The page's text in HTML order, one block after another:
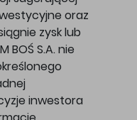
oraz
zysk lub
BOŚ S.A. nie
inwestora